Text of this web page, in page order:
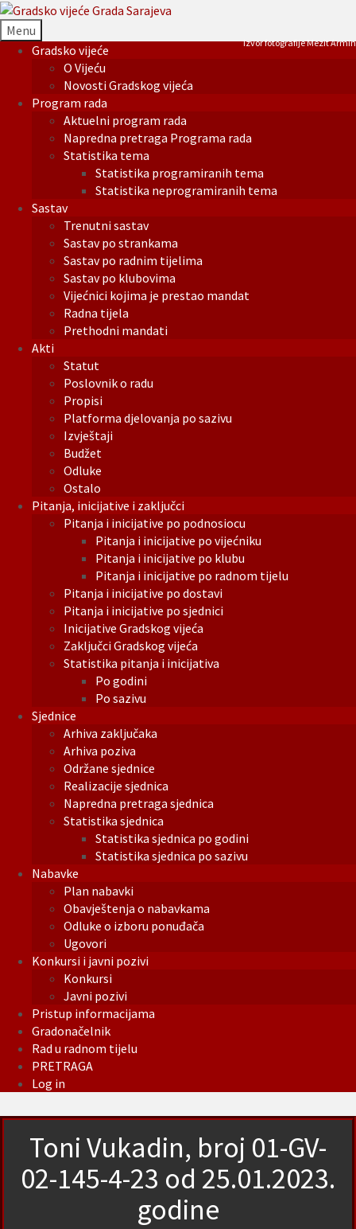
Menu
Gradsko vijeće
O Vijeću
Novosti Gradskog vijeća
Program rada
Aktuelni program rada
Napredna pretraga Programa rada
Statistika tema
Statistika programiranih tema
Statistika neprogramiranih tema
Sastav
Trenutni sastav
Sastav po strankama
Sastav po radnim tijelima
Sastav po klubovima
Vijećnici kojima je prestao mandat
Radna tijela
Prethodni mandati
Akti
Statut
Poslovnik o radu
Propisi
Platforma djelovanja po sazivu
Izvještaji
Budžet
Odluke
Ostalo
Pitanja, inicijative i zaključci
Pitanja i inicijative po podnosiocu
Pitanja i inicijative po vijećniku
Pitanja i inicijative po klubu
Pitanja i inicijative po radnom tijelu
Pitanja i inicijative po dostavi
Pitanja i inicijative po sjednici
Inicijative Gradskog vijeća
Zaključci Gradskog vijeća
Statistika pitanja i inicijativa
Po godini
Po sazivu
Sjednice
Arhiva zaključaka
Arhiva poziva
Održane sjednice
Realizacije sjednica
Napredna pretraga sjednica
Statistika sjednica
Statistika sjednica po godini
Statistika sjednica po sazivu
Nabavke
Plan nabavki
Obavještenja o nabavkama
Odluke o izboru ponuđača
Ugovori
Konkursi i javni pozivi
Konkursi
Javni pozivi
Pristup informacijama
Gradonačelnik
Rad u radnom tijelu
PRETRAGA
Log in
Izvor fotografije Mezit Armin
Toni Vukadin, broj 01-GV-
02-145-4-23 od 25.01.2023.
godine